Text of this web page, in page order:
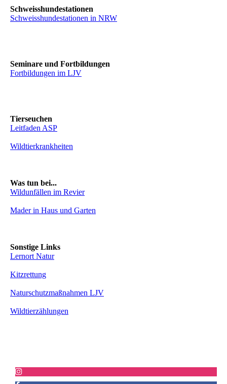
Schweisshundestationen
Schweisshundestationen in NRW
Seminare und Fortbildungen
Fortbildungen im LJV
Tierseuchen
Leitfaden ASP
Wildtierkrankheiten
Was tun bei...
Wildunfällen im Revier
Mader in Haus und Garten
Sonstige Links
Lernort Natur
Kitzrettung
Naturschutzmaßnahmen LJV
Wildtierzählungen